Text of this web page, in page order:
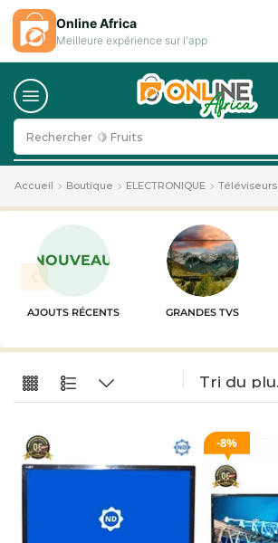
Rechercher 🍋 Fruits
Accueil Boutique ELECTRONIQUE Téléviseurs
NOUVEAU
AJOUTS RÉCENTS GRANDES TVS
8%
Online Africa
Meilleure expérience sur l'app